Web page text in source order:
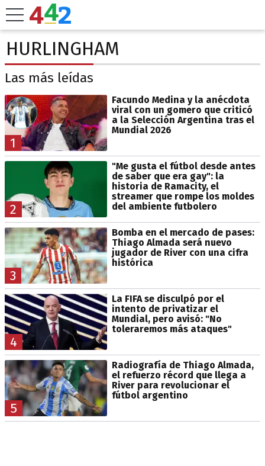
HURLINGHAM
Las más leídas
1
Facundo Medina y la anécdota
viral con un gomero que criticó
a la Selección Argentina tras el
Mundial 2026
2
"Me gusta el fútbol desde antes
de saber que era gay": la
historia de Ramacity, el
streamer que rompe los moldes
del ambiente futbolero
3
Bomba en el mercado de pases:
Thiago Almada será nuevo
jugador de River con una cifra
histórica
4
La FIFA se disculpó por el
intento de privatizar el
Mundial, pero avisó: "No
toleraremos más ataques"
5
Radiografía de Thiago Almada,
el refuerzo récord que llega a
River para revolucionar el
fútbol argentino